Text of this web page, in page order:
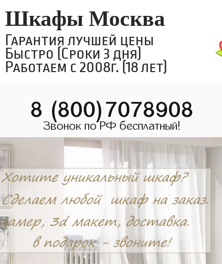
Шкафы Москва
Гарантия лучшей цены
Быстро (Сроки 3 дня)
Работаем с 2008г. (18 лет)
8 (800)7078908
Звонок по РФ бесплатный!